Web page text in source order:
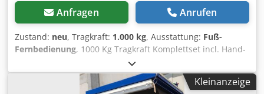
Anfragen Anrufen
Zustand: neu, Tragkraft: 1.000 kg, Ausstattung: Fuß-
Fernbedienung, 1000 Kg Tragkraft Komplettset incl. Hand-
und Doppelfußfernbedienung (von 600 Kg bis 10000 Kg
vorhanden) 3 Achs Schweissdrehtisch hoehenverstellbar
mit Durchgangsbohrung 200mm PlattenduchmesserKleinanzeige